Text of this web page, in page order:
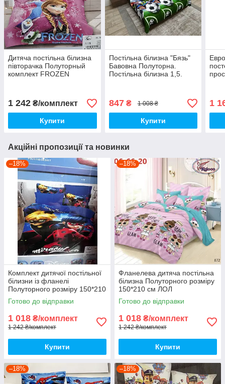
Дитяча постільна білизна
півторачка Полуторный
комплект FROZEN
1 242 ₴/комплект
Купити
Постільна білизна "Бязь"
Бавовна Полуторна.
Постільна білизна 1,5.
847₴ 1 008 ₴
Купити
1
Акційні пропозиції та новинки
–18%
Комплект дитячої постільної
білизни із фланелі
Полуторного розміру 150*210
см
Готово до відправки
1 018 ₴/комплект
1 242 ₴/комплект
Купити
–18%
Фланелева дитяча постільна
білизна Полуторного розміру
150*210 см ЛОЛ
Готово до відправки
1 018 ₴/комплект
1 242 ₴/комплект
Купити
–18% –18%